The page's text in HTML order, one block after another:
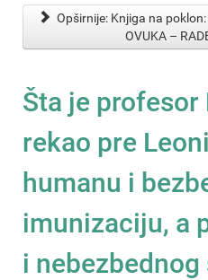
Opširnije: Knjiga na
OVUKA –
Šta je
rekao pre
humanu i
imunizaciju, a
i